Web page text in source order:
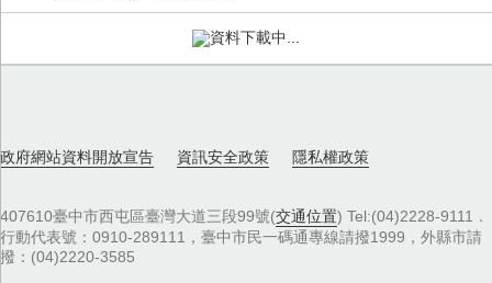
市府有意整體開發北屯日據彈藥庫及地震公園
2003-03-27
77193 四月中旬可受理攤販申請發證 無 2003-03-27
77194
六分局治安會議 市長同意爭取經費購買守望相助巡邏車
無
2003-03-27